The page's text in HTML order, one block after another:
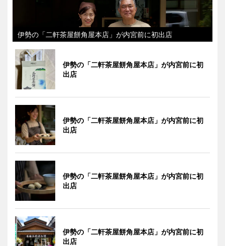
伊勢の「二軒茶屋餅角屋本店」が内宮前に初出店
伊勢の「二軒茶屋餅角屋本店」が内宮前に初
出店
伊勢の「二軒茶屋餅角屋本店」が内宮前に初
出店
伊勢の「二軒茶屋餅角屋本店」が内宮前に初
出店
伊勢の「二軒茶屋餅角屋本店」が内宮前に初
出店